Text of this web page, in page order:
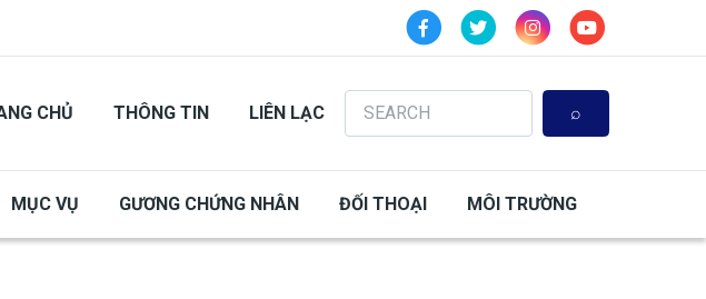
CHỦ THÔNG TIN LIÊN LẠC
Search
MỤC VỤ GƯƠNG CHỨNG NHÂN ĐỐI THOẠI MÔI TRƯỜNG